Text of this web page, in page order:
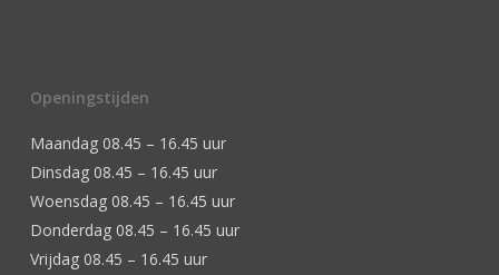
Openingstijden
Maandag 08.45 – 16.45 uur
Dinsdag 08.45 – 16.45 uur
Woensdag 08.45 – 16.45 uur
Donderdag 08.45 – 16.45 uur
Vrijdag 08.45 – 16.45 uur